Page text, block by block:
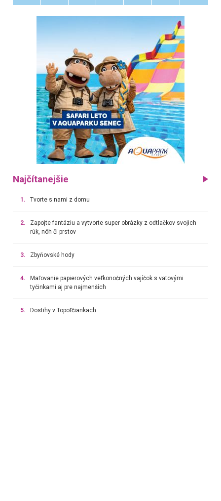
Najčítanejšie
1. Tvorte s nami z domu
2.
Zapojte fantáziu a vytvorte super obrázky z odtlačkov svojich
rúk, nôh či prstov
3. Zbyňovské hody
4.
Maľovanie papierových veľkonočných vajíčok s vatovými
tyčinkami aj pre najmenších
5. Dostihy v Topoľčiankach